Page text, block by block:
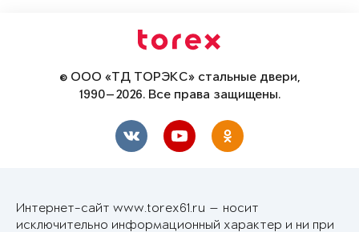
© ООО «ТД ТОРЭКС» стальные двери,
1990—2026. Все права защищены.
Интернет-сайт www.torex61.ru — носит
исключительно информационный характер и ни при